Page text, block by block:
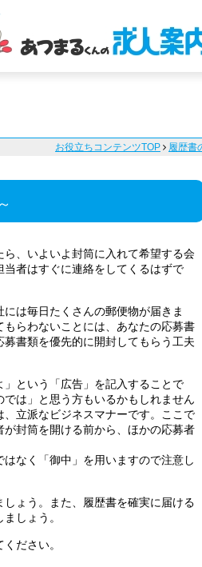
お役立ちコンテンツTOP 履歴書
、いよいよ封筒に入れて希望する会
者はすぐに連絡をしてくるはずで
は毎日たくさんの郵便物が届きま
らわないことには、あなたの応募書
書類を優先的に開封してもらう工夫
という「広告」を記入することで
は」と思う方もいるかもしれません
立派なビジネスマナーです。ここで
封筒を開ける前から、ほかの応募者
なく「御中」を用いますので注意し
ょう。また、履歴書を確実に届ける
しょう。
ださい。